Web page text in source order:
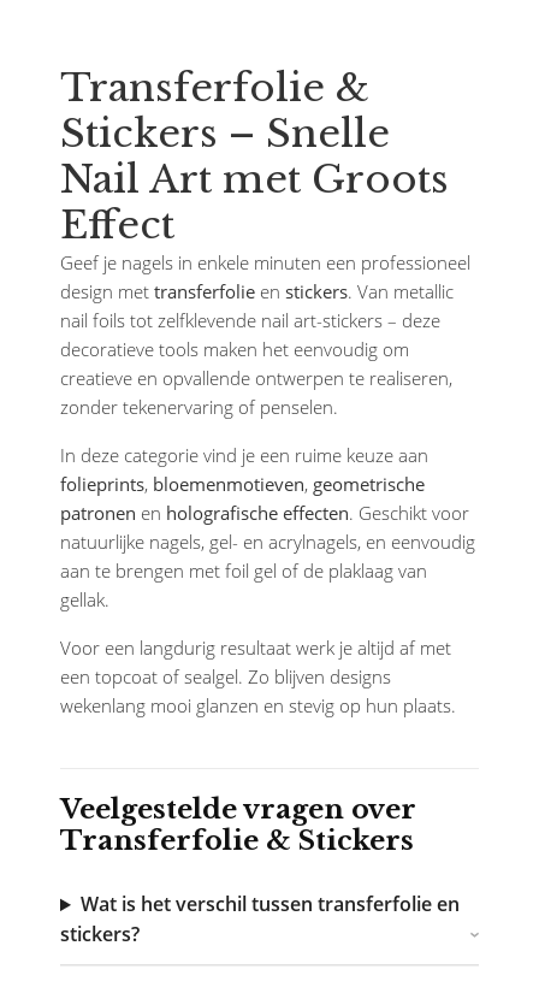
Transferfolie &
Stickers – Snelle
Nail Art met Groots
Effect
Geef je nagels in enkele minuten een professioneel
design met transferfolie en stickers. Van metallic
nail foils tot zelfklevende nail art-stickers – deze
decoratieve tools maken het eenvoudig om
creatieve en opvallende ontwerpen te realiseren,
zonder tekenervaring of penselen.
In deze categorie vind je een ruime keuze aan
folieprints, bloemenmotieven, geometrische
patronen en holografische effecten. Geschikt voor
natuurlijke nagels, gel- en acrylnagels, en eenvoudig
aan te brengen met foil gel of de plaklaag van
gellak.
Voor een langdurig resultaat werk je altijd af met
een topcoat of sealgel. Zo blijven designs
wekenlang mooi glanzen en stevig op hun plaats.
Veelgestelde vragen over
Transferfolie & Stickers
Wat is het verschil tussen transferfolie en
stickers?